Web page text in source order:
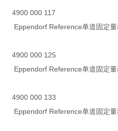
4900 000 117
Eppendorf Reference单道固定
4900 000 125
Eppendorf Reference单道固定
4900 000 133
Eppendorf Reference单道固定